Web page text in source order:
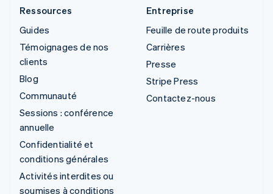
Ressources
Guides
Témoignages de nos
clients
Blog
Communauté
Sessions : conférence
annuelle
Confidentialité et
conditions générales
Activités interdites ou
soumises à conditions
Entreprise
Feuille de route produits
Carrières
Presse
Stripe Press
Contactez-nous